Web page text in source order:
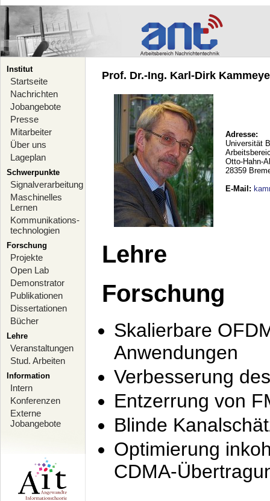
Institut
Startseite
Nachrichten
Jobangebote
Presse
Mitarbeiter
Über uns
Lageplan
Schwerpunkte
Signalverarbeitung
Maschinelles
Lernen
Kommunikations-
technologien
Forschung
Projekte
Open Lab
Demonstrator
Publikationen
Dissertationen
Bücher
Lehre
Veranstaltungen
Stud. Arbeiten
Information
Intern
Konferenzen
Externe
Jobangebote
Prof. Dr.-Ing. Karl-Dirk
Adresse:
Universität
Otto-Hahn-
28359
E-Mail :
Lehre
Forschung
Skalierbare
Anwendungen
Verbesserung
Entzerrung von
Blinde
Optimierung
CDMA-